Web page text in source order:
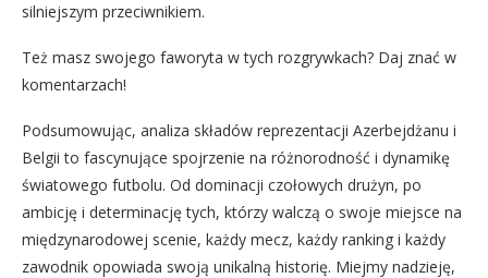
silniejszym przeciwnikiem.
Też masz swojego faworyta w tych rozgrywkach? Daj znać w
komentarzach!
Podsumowując, analiza składów reprezentacji Azerbejdżanu i
Belgii to fascynujące spojrzenie na różnorodność i dynamikę
światowego futbolu. Od dominacji czołowych drużyn, po
ambicję i determinację tych, którzy walczą o swoje miejsce na
międzynarodowej scenie, każdy mecz, każdy ranking i każdy
zawodnik opowiada swoją unikalną historię. Miejmy nadzieję,